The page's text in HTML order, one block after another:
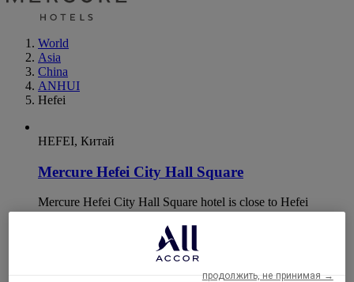
World
Asia
China
ANHUI
Hefei
HEFEI, Китай
Mercure Hefei City Hall Square
Mercure Hefei City Hall Square hotel is close to Hefei
Pedestrian Street and famous scenic spot Xiaoyaojin Park,
and a 10-minute walk from Yintai Center. It is equipped with
a restaurant, laundry, fitness center, meeting room, and other
facilities. Whether you are traveling for business or pleasure,
this hotel has a full range of services for you.продолжить, не принимая →